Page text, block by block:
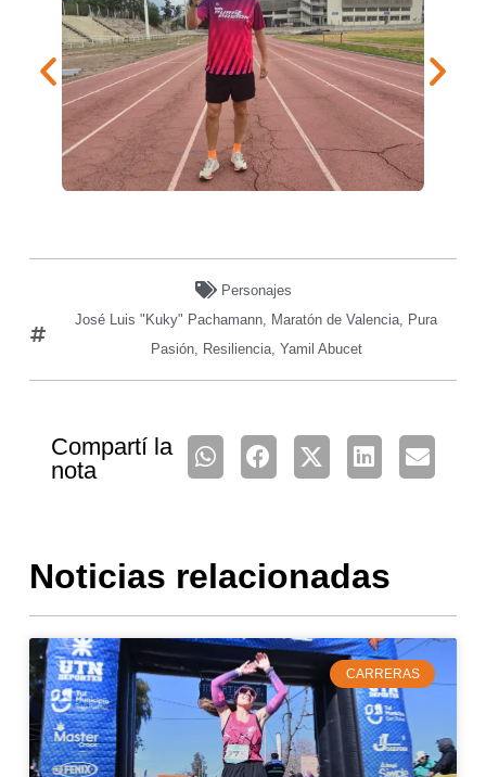
Personajes
José Luis "Kuky" Pachamann Maratón de Valencia Pura
Pasión, Resiliencia, Yamil Abucet
Compartí la
nota
Noticias relacionadas
CARRERAS